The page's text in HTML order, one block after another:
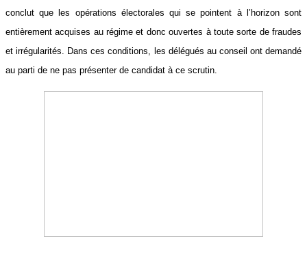
conclut que les opérations électorales qui se pointent à l’horizon sont
entièrement acquises au régime et donc ouvertes à toute sorte de fraudes
et irrégularités. Dans ces conditions, les délégués au conseil ont demandé
au parti de ne pas présenter de candidat à ce scrutin.